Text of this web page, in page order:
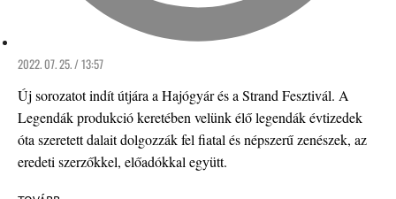
2022. 07. 25. / 13:57
Új sorozatot indít útjára a Hajógyár és a Strand Fesztivál. A
Legendák produkció keretében velünk élő legendák évtizedek
óta szeretett dalait dolgozzák fel fiatal és népszerű zenészek, az
eredeti szerzőkkel, előadókkal együtt.